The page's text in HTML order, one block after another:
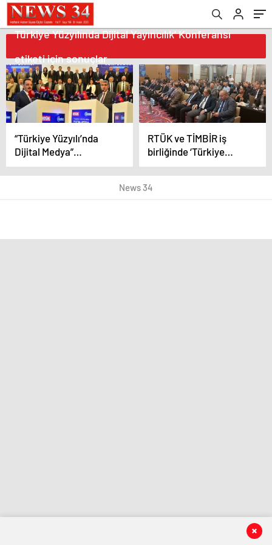
Türkiye Yüzyılında Dijital Yayıncılık’ Konferansı
etiketi için sonuçlar
“Türkiye Yüzyılı’nda
Dijital Medya”
konuşuldu
RTÜK ve TİMBİR iş
birliğinde ‘Türkiye
Yüzyılında Dijital
Yayıncılık’ Konferansı
News 34